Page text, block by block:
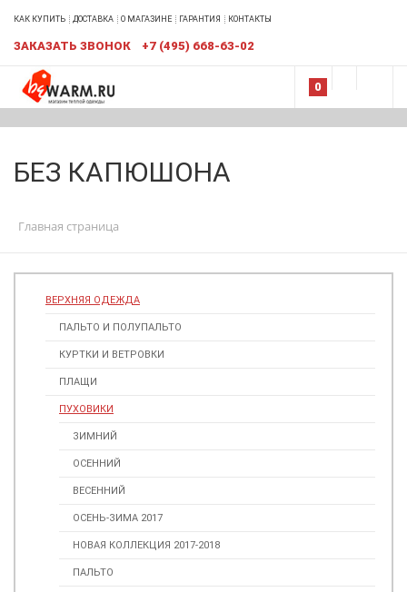
КАК КУПИТЬ ДОСТАВКА О МАГАЗИНЕ ГАРАНТИЯ КОНТАКТЫ
ЗАКАЗАТЬ ЗВОНОК +7 (495) 668-63-02
0
БЕЗ КАПЮШОНА
Главная страница
ВЕРХНЯЯ ОДЕЖДА
ПАЛЬТО И ПОЛУПАЛЬТО
КУРТКИ И ВЕТРОВКИ
ПЛАЩИ
ПУХОВИКИ
ЗИМНИЙ
ОСЕННИЙ
ВЕСЕННИЙ
ОСЕНЬ-ЗИМА 2017
НОВАЯ КОЛЛЕКЦИЯ 2017-2018
ПАЛЬТО